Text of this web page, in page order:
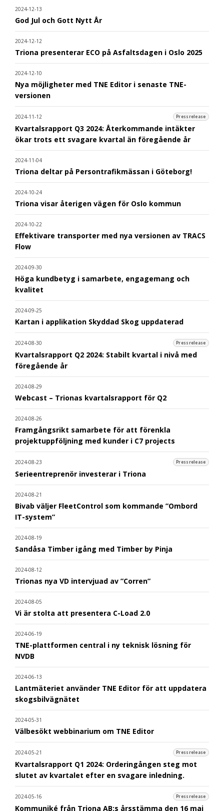
2024-12-13
God Jul och Gott Nytt År
2024-12-12
Triona presenterar ECO på Asfaltsdagen i Oslo 2025
2024-12-10
Nya möjligheter med TNE Editor i senaste TNE-
versionen
2024-11-12 Pressrelease
Kvartalsrapport Q3 2024: Återkommande intäkter
ökar trots ett svagare kvartal än föregående år
2024-11-04
Triona deltar på Persontrafikmässan i Göteborg!
2024-10-24
Triona visar återigen vägen för Oslo kommun
2024-10-22
Effektivare transporter med nya versionen av TRACS
Flow
2024-09-30
Höga kundbetyg i samarbete, engagemang och
kvalitet
2024-09-25
Kartan i applikation Skyddad Skog uppdaterad
2024-08-30 Pressrelease
Kvartalsrapport Q2 2024: Stabilt kvartal i nivå med
föregående år
2024-08-29
Webcast – Trionas kvartalsrapport för Q2
2024-08-26
Framgångsrikt samarbete för att förenkla
projektuppföljning med kunder i C7 projects
2024-08-23 Pressrelease
Serieentreprenör investerar i Triona
2024-08-21
Bivab väljer FleetControl som kommande ”Ombord
IT-system”
2024-08-19
Sandåsa Timber igång med Timber by Pinja
2024-08-12
Trionas nya VD intervjuad av ”Corren”
2024-08-05
Vi är stolta att presentera C-Load 2.0
2024-06-19
TNE-plattformen central i ny teknisk lösning för
NVDB
2024-06-13
Lantmäteriet använder TNE Editor för att uppdatera
skogsbilvägnätet
2024-05-31
Välbesökt webbinarium om TNE Editor
2024-05-21 Pressrelease
Kvartalsrapport Q1 2024: Orderingången steg mot
slutet av kvartalet efter en svagare inledning.
2024-05-16 Pressrelease
Kommuniké från Triona AB:s årsstämma den 16 maj